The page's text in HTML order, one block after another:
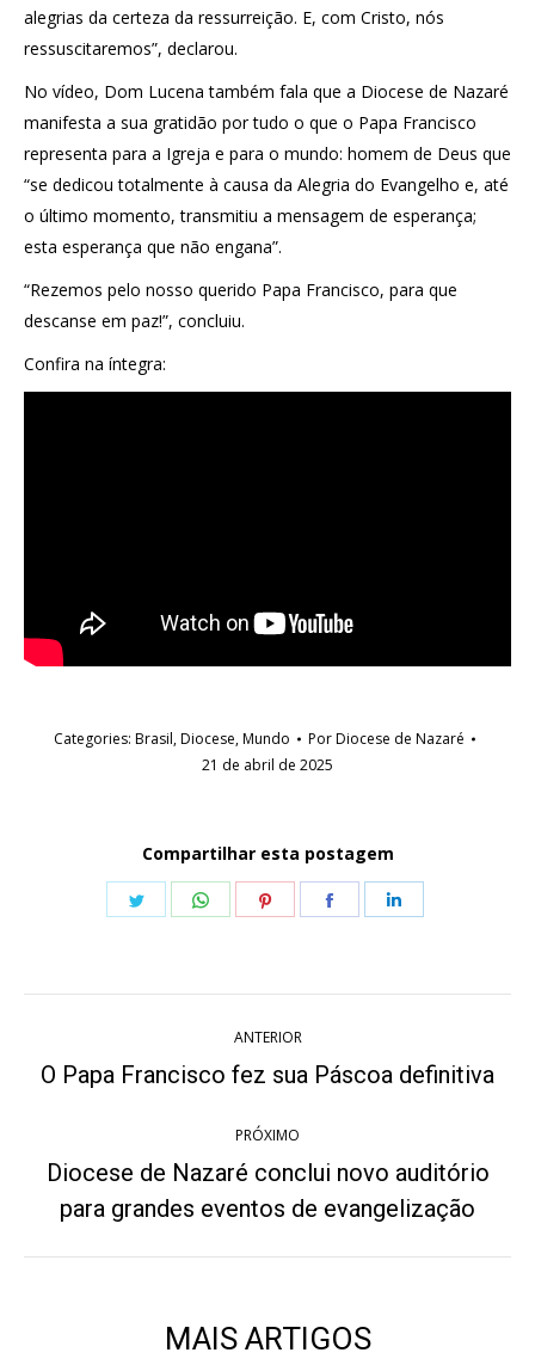
alegrias da certeza da ressurreição. E, com Cristo, nós
ressuscitaremos”, declarou.
No vídeo, Dom Lucena também fala que a Diocese de Nazaré
manifesta a sua gratidão por tudo o que o Papa Francisco
representa para a Igreja e para o mundo: homem de Deus que
“se dedicou totalmente à causa da Alegria do Evangelho e, até
o último momento, transmitiu a mensagem de esperança;
esta esperança que não engana”.
“Rezemos pelo nosso querido Papa Francisco, para que
descanse em paz!”, concluiu.
Confira na íntegra:
Categories: Brasil,Diocese,Mundo PorDiocese de Nazaré
21 de abril de 2025
Compartilhar esta postagem
Share
Share
Share
Share
de
ANTERIOR
Post
O Papa Francisco fez sua Páscoa definitiva
PRÓXIMO
Próximo
post:
Diocese de Nazaré conclui novo auditório
para grandes eventos de evangelização
MAIS ARTIGOS